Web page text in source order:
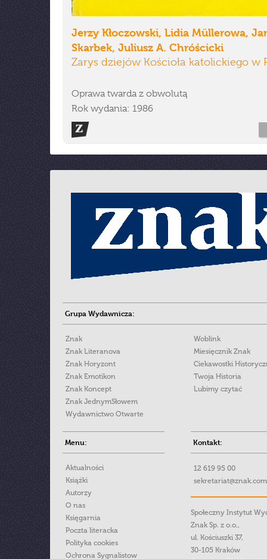
Jerzy Kłoczowski, Lidia Müllerowa,
Skarbek, Juliusz A. Chróścicki
Zarys dziejów Kościoła katolickiego w
Oprawa twarda z obwolutą
Rok wydania: 1986
Grupa Wydawnicza:
Znak
Znak Literanova
Znak Horyzont
Znak Emotikon
Znak Koncept
Znak JednymSłowem
Wydawnictwo Otwarte
Woblink
Miesięcznik Znak
Ciekawostki
Twoja Historia
Lubimy czytać
Menu:
Aktualności
Książki
Autorzy
O nas
Księgarnia
Poczta literacka
Polityka cookies
Ochrona Sygnalistow
Kontakt:
12 619 95 00
Społeczny Instytut
Znak Sp. z o.o.,
ul. Kościuszki 37,
30-105 Kraków